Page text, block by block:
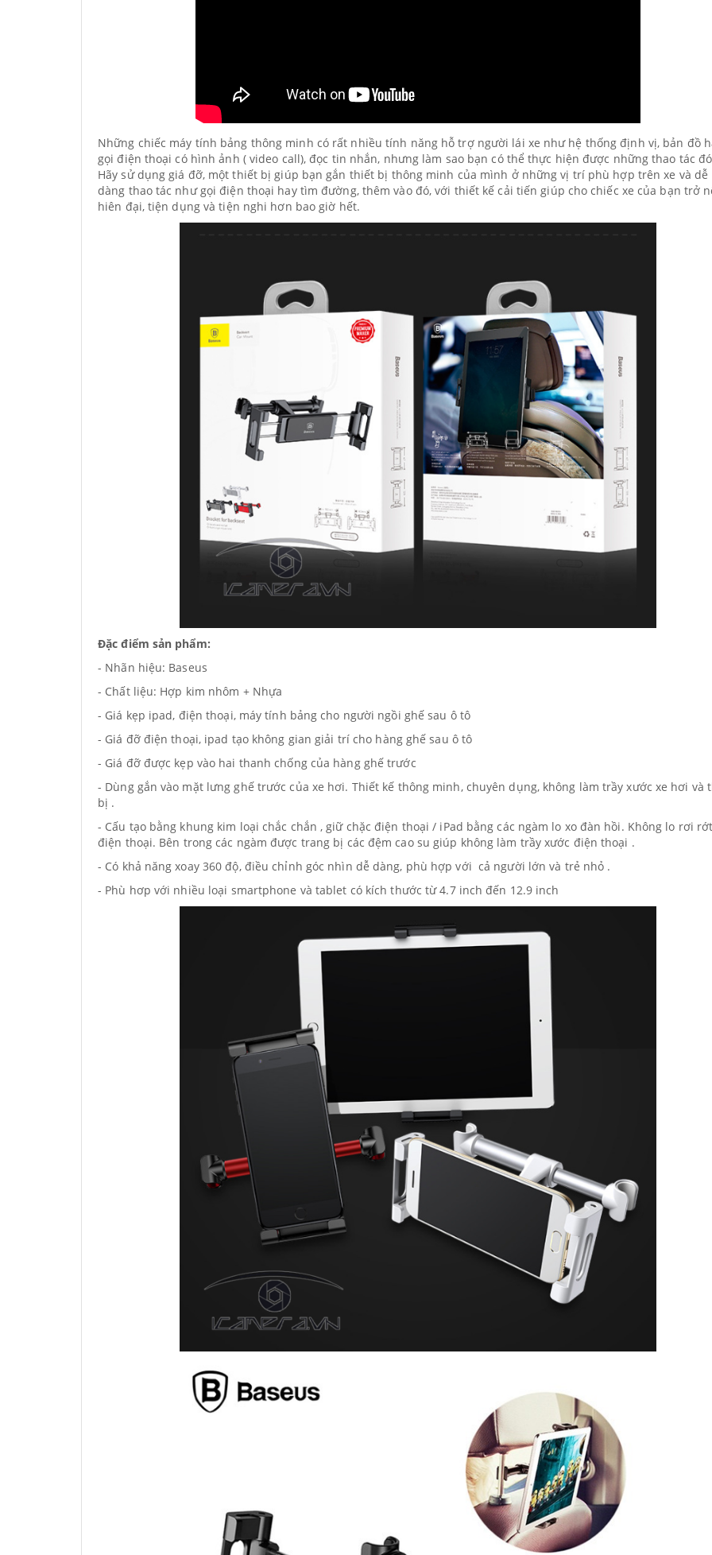
Những chiếc máy tính bảng thông minh có rất nhiều tính năng hỗ trợ người lái xe như hệ thống định vị, bản đồ
gọi điện thoại có hình ảnh ( video call), đọc tin nhắn, nhưng làm sao bạn có thể thực hiện được những thao tác
Hãy sử dụng giá đỡ, một thiết bị giúp bạn gắn thiết bị thông minh của mình ở những vị trí phù hợp trên xe và dễ
dàng thao tác như gọi điện thoại hay tìm đường, thêm vào đó, với thiết kế cải tiến giúp cho chiếc xe của bạn trở
hiên đại, tiện dụng và tiện nghi hơn bao giờ hết.
Đặc điểm sản phẩm:
- Nhãn hiệu: Baseus
- Chất liệu: Hợp kim nhôm + Nhựa
- Giá kẹp ipad, điện thoại, máy tính bảng cho người ngồi ghế sau ô tô
- Giá đỡ điện thoại, ipad tạo không gian giải trí cho hàng ghế sau ô tô
- Giá đỡ được kẹp vào hai thanh chống của hàng ghế trước
- Dùng gắn vào mặt lưng ghế trước của xe hơi. Thiết kế thông minh, chuyên dụng, không làm trầy xước xe hơi và
bị .
- Cấu tạo bằng khung kim loại chắc chắn , giữ chặc điện thoại / iPad bằng các ngàm lo xo đàn hồi. Không lo rơi rớt
điện thoại. Bên trong các ngàm được trang bị các đệm cao su giúp không làm trầy xước điện thoại .
- Có khả năng xoay 360 độ, điều chỉnh góc nhìn dễ dàng, phù hợp với cả người lớn và trẻ nhỏ .
- Phù hơp với nhiều loại smartphone và tablet có kích thước từ 4.7 inch đến 12.9 inch